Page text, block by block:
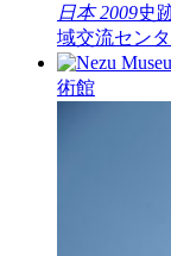
日本 2009史
域交流セン
術館